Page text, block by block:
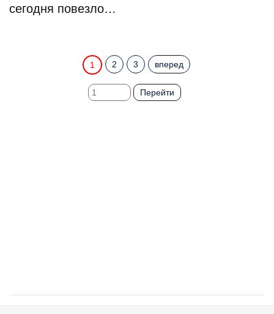
сегодня повезло…
1 2 3 вперед
Перейти